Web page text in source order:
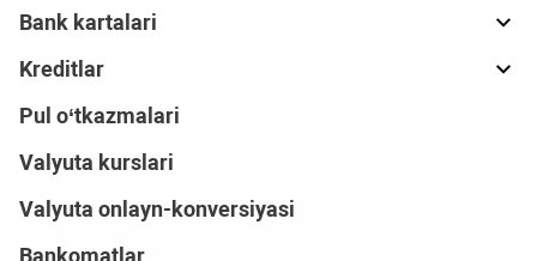
Bank kartalari
Kreditlar
Pul o‘tkazmalari
Valyuta kurslari
Valyuta onlayn-konversiyasi
Bankomatlar